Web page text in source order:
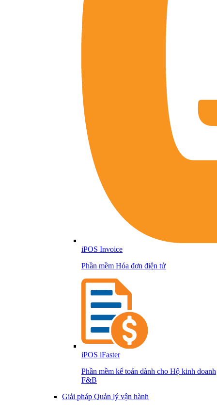
iPOS Invoice
Phần mềm Hóa đơn điện tử
iPOS iFaster
Phần mềm kế toán dành cho Hộ kinh doanh
F&B
Giải pháp Quản lý vận hành